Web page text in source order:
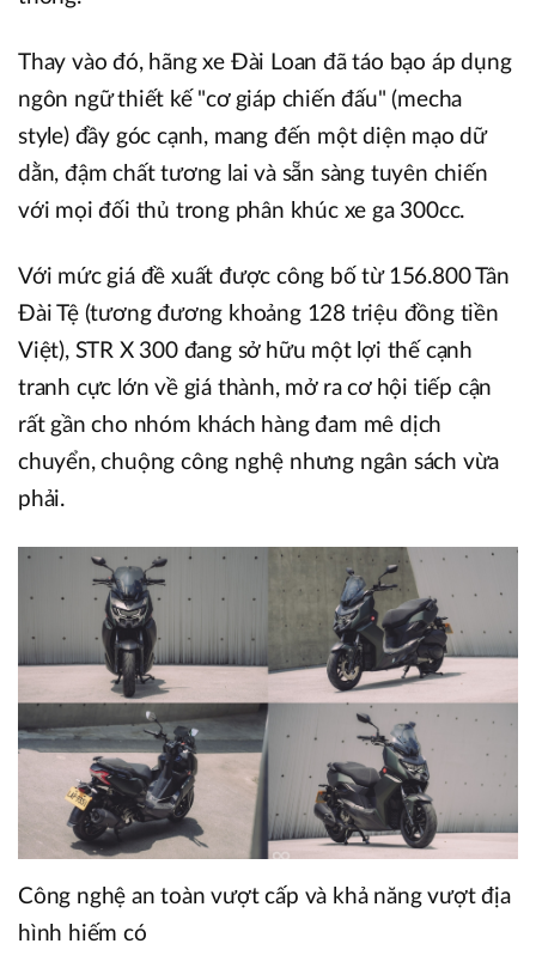
Thay vào đó, hãng xe Đài Loan đã táo bạo áp dụng
ngôn ngữ thiết kế "cơ giáp chiến đấu" (mecha
style) đầy góc cạnh, mang đến một diện mạo dữ
dằn, đậm chất tương lai và sẵn sàng tuyên chiến
với mọi đối thủ trong phân khúc xe ga 300cc.
Với mức giá đề xuất được công bố từ 156.800 Tân
Đài Tệ (tương đương khoảng 128 triệu đồng tiền
Việt), STR X 300 đang sở hữu một lợi thế cạnh
tranh cực lớn về giá thành, mở ra cơ hội tiếp cận
rất gần cho nhóm khách hàng đam mê dịch
chuyển, chuộng công nghệ nhưng ngân sách vừa
phải.
Công nghệ an toàn vượt cấp và khả năng vượt địa
hình hiếm có